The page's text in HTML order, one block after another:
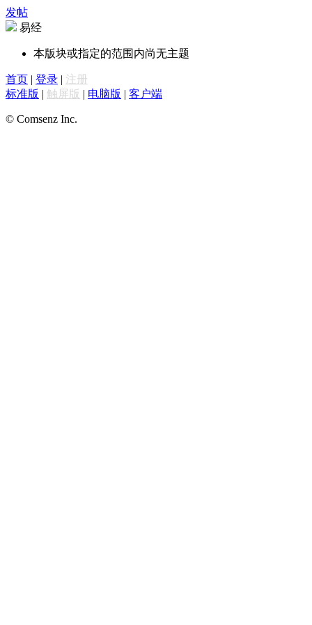
发帖
易经
本版块或指定的范围内尚无主题
首页 | 登录 | 注册
标准版 | 触屏版 | 电脑版 | 客户端
© Comsenz Inc.